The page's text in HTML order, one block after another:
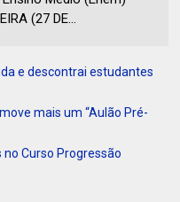
(27 DE...
e descontrai estudantes
mais um “Aulão Pré-
Curso Progressão